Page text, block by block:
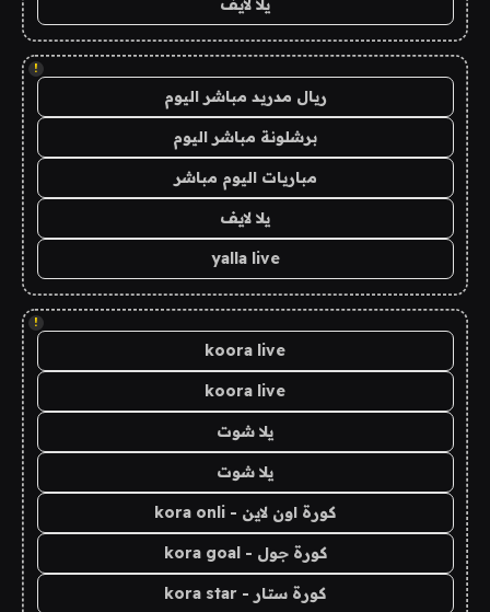
!
ريال مدريد مباشر اليوم
برشلونة مباشر اليوم
مباريات اليوم مباشر
يلا لايف
yalla live
!
koora live
koora live
يلا شوت
يلا شوت
كورة اون لاين - kora onli
كورة جول - kora goal
كورة ستار - kora star